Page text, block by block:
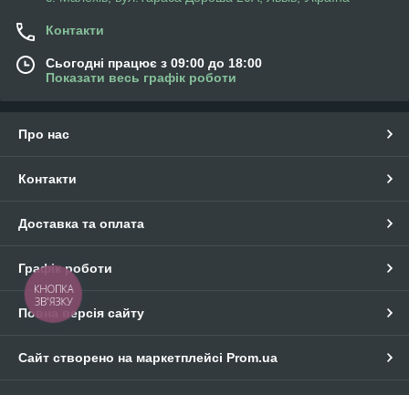
Контакти
Сьогодні працює з 09:00 до 18:00
Показати весь графік роботи
Про нас
Контакти
Доставка та оплата
Графік роботи
Повна версія сайту
Сайт створено на маркетплейсі Prom.ua
КНОПКА
ЗВ'ЯЗКУ